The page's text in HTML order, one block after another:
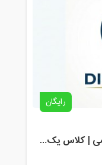
رایگان
رزرو استاد خصوصی زبان انگلیسی | کلاس یک‌نفره با زهرا اسفندیاری + مشاوره رایگان